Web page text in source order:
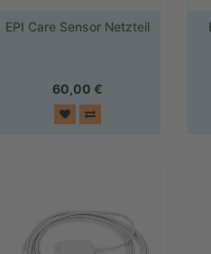
EPI Care Sensor Netzteil
60,00 €